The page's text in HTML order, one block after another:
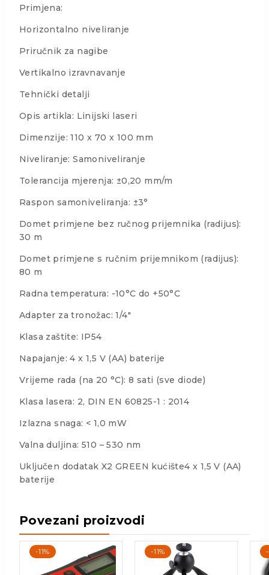
Primjena:
Horizontalno niveliranje
Priručnik za nagibe
Vertikalno izravnavanje
Tehnički detalji
Opis artikla: Linijski laseri
Dimenzije: 110 x 70 x 100 mm
Niveliranje: Samoniveliranje
Tolerancija mjerenja: ±0,20 mm/m
Raspon samoniveliranja: ±3°
Domet primjene bez ručnog prijemnika (radijus):
30 m
Domet primjene s ručnim prijemnikom (radijus):
80 m
Radna temperatura: -10°C do +50°C
Adapter za tronožac: 1/4″
Klasa zaštite: IP54
Napajanje: 4 x 1,5 V (AA) baterije
Vrijeme rada (na 20 °C): 8 sati (sve diode)
Klasa lasera: 2, DIN EN 60825-1 : 2014
Izlazna snaga: < 1,0 mW
Valna duljina: 510 – 530 nm
Uključen dodatak X2 GREEN kućište4 x 1,5 V (AA)
baterije
Povezani proizvodi
-11% -11%